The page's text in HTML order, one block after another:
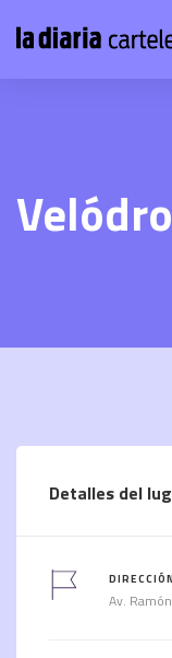
Detalles del
DIRECCIÓN
Av.